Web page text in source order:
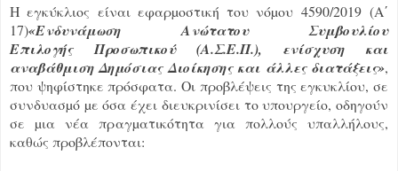
Η εγκύκλιος είναι εφαρµοστική του νόµου 4590/2019 (Α΄
17)«Ενδυνάμωση Ανώτατου Συμβουλίου
ΕπιλογήςΠροσωπικού (Α.Σ.Ε.Π.), ενίσχυση και
αναβάθμιση Δημόσιας Διοίκησης και άλλες διατάξεις»,
που ψηφίστηκε πρόσφατα. Οι προβλέψεις της εγκυκλίου, σε
συνδυασµό µε όσα έχει διευκρινίσει το υπουργείο, οδηγούν
σε µια νέα πραγµατικότητα για πολλούς υπαλλήλους,
καθώς προβλέπονται: